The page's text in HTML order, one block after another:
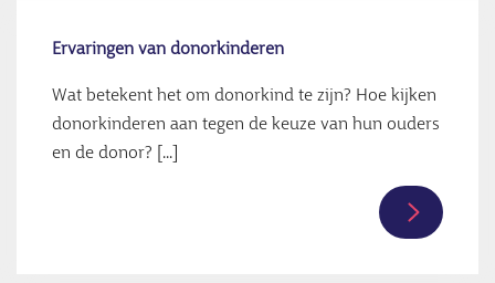
Ervaringen van donorkinderen
Wat betekent het om donorkind te zijn? Hoe kijken
donorkinderen aan tegen de keuze van hun ouders
en de donor? [...]
Lees